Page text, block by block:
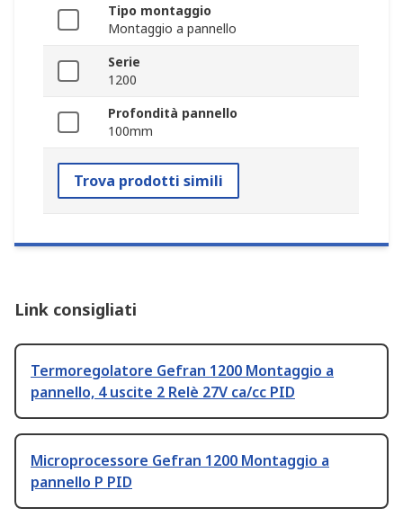
Tipo montaggio
Montaggio a pannello
Serie
1200
Profondità pannello
100mm
Trova prodotti simili
Link consigliati
Termoregolatore Gefran 1200 Montaggio a
pannello, 4 uscite 2 Relè 27V ca/cc PID
Microprocessore Gefran 1200 Montaggio a
pannello P PID